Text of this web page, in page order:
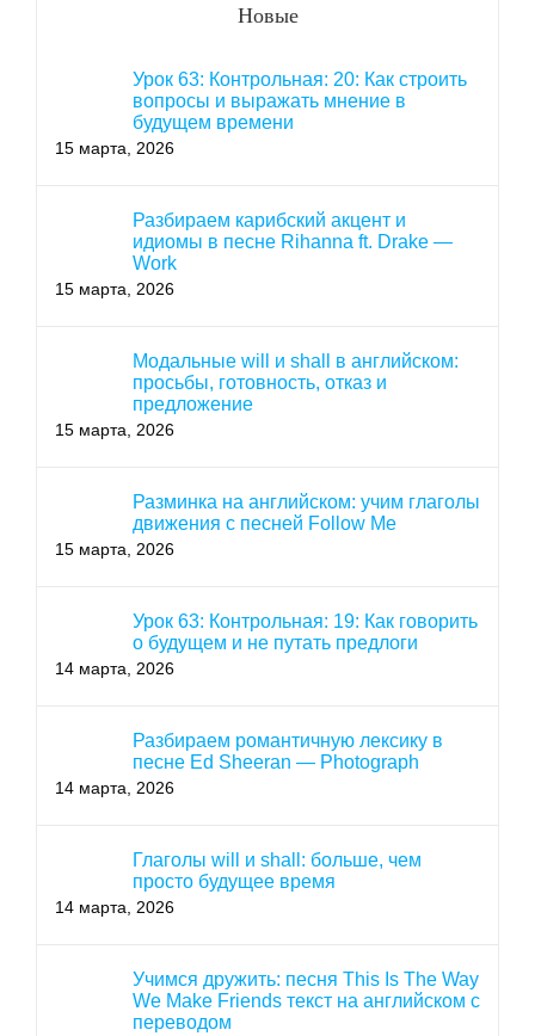
Новые
Урок 63: Контрольная: 20: Как строить
вопросы и выражать мнение в
будущем времени
15 марта, 2026
Разбираем карибский акцент и
идиомы в песне Rihanna ft. Drake —
Work
15 марта, 2026
Модальные will и shall в английском:
просьбы, готовность, отказ и
предложение
15 марта, 2026
Разминка на английском: учим глаголы
движения с песней Follow Me
15 марта, 2026
Урок 63: Контрольная: 19: Как говорить
о будущем и не путать предлоги
14 марта, 2026
Разбираем романтичную лексику в
песне Ed Sheeran — Photograph
14 марта, 2026
Глаголы will и shall: больше, чем
просто будущее время
14 марта, 2026
Учимся дружить: песня This Is The Way
We Make Friends текст на английском с
переводом